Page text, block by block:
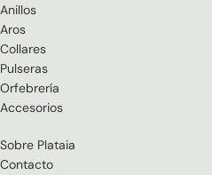
Anillos
Aros
Collares
Pulseras
Orfebrería
Accesorios
Sobre Plataia
Contacto